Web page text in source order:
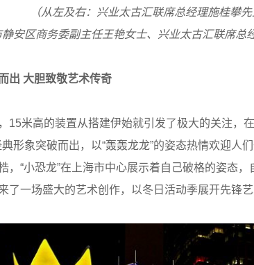
（从左及右：兴业太古汇联席总经理施桂攀先
静安区商务委副主任王艳女士、兴业太古汇联席总
出 大胆致敬艺术传奇
米高的装置从搭建伊始就引发了极大的关注，
形象突破而出，以“轰轰龙龙”的姿态热情欢迎人
，“小恐龙”在上海市中心展示着自己破格的姿态
了一场盛大的艺术创作，以冬日活动季展开先锋艺